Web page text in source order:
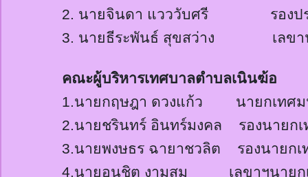
2. นายจินดา แวววับศรี รองประธ
3. นายธีระพันธ์ สุขสว่าง เลขานุก
คณะผู้บริหารเทศบาลตำบลเนินฆ้อ
1.นายกฤษฎา ดวงแก้ว นายกเทศม
2.นายชรินทร์ อินทร์มงคล รองนายก
3.นายพงษธร ฉายาชวลิต รองนายก
4.นายอนุชิต งามสม เลขาฯนายก